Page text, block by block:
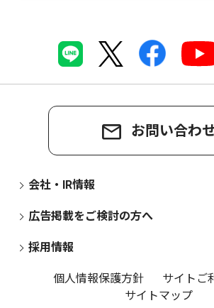
お問い合わ
会社・IR情報
広告掲載をご検討の方へ
採用情報
個人情報保護方針
サイトご
サイトマップ